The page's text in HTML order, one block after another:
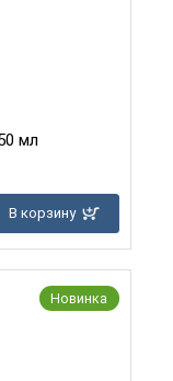
мл
В корзину
Новинка